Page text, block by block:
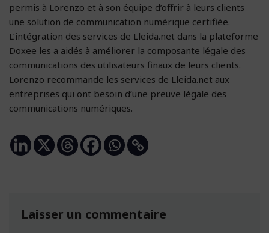
permis à Lorenzo et à son équipe d’offrir à leurs clients
une solution de communication numérique certifiée.
L’intégration des services de Lleida.net dans la plateforme
Doxee les a aidés à améliorer la composante légale des
communications des utilisateurs finaux de leurs clients.
Lorenzo recommande les services de Lleida.net aux
entreprises qui ont besoin d’une preuve légale des
communications numériques.
Laisser un commentaire